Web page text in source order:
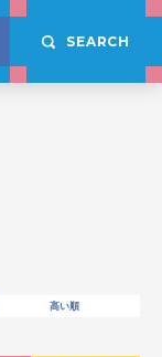
SEARCH
高い順